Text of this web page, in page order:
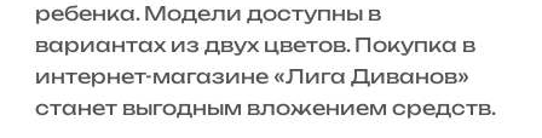
ребенка. Модели доступны в
вариантах из двух цветов. Покупка в
интернет-магазине «Лига Диванов»
станет выгодным вложением средств.